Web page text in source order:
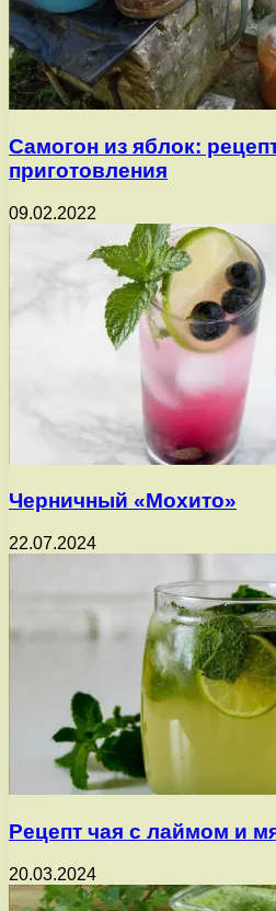
Самогон из яблок:
приготовления
09.02.2022
Черничный «Мохито»
22.07.2024
Рецепт чая с лаймом и
20.03.2024